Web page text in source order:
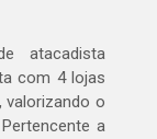
atacadista
com 4 lojas
valorizando o
a